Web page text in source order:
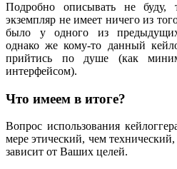
Подробно описывать не буду,
экземпляр не имеет ничего из
было у одного из
однако же кому-то данный
прийтись по душе (как
интерфейсом).
Что имеем в итоге?
Вопрос использования
мере этический, чем
зависит от Ваших целей.